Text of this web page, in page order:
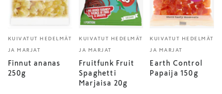
KUIVATUT HEDELMÄT
JA MARJAT
Finnut ananas
250g
KUIVATUT HEDELMÄT
JA MARJAT
Fruitfunk Fruit
Spaghetti
Marjaisa 20g
KUIVATUT HEDELMÄT
JA MARJAT
Earth Control
Papaija 150g